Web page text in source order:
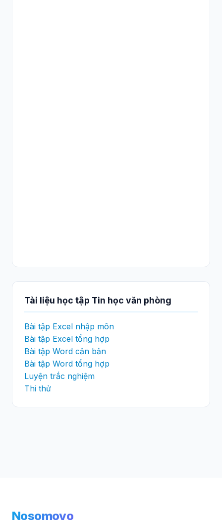
Tài liệu học tập Tin học văn phòng
Bài tập Excel nhập môn
Bài tập Excel tổng hợp
Bài tập Word căn bản
Bài tập Word tổng hợp
Luyện trắc nghiệm
Thi thử
Nosomovo